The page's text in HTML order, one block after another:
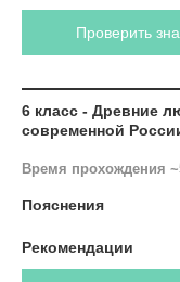
Проверить
6 класс - Древние
современной
Время прохождения
Пояснения
Рекомендации